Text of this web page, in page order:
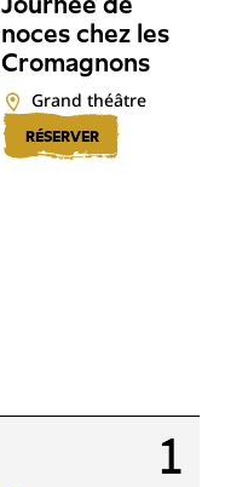
noces chez les
Cromagnons
Grand théâtre
RÉSERVER
1